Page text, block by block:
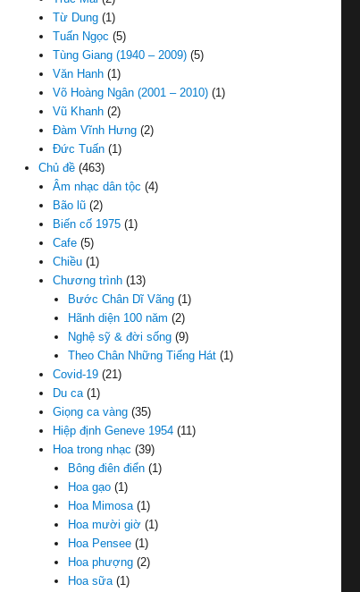
Từ Dung (1)
Tuấn Ngọc (5)
Tùng Giang (1940 – 2009) (5)
Văn Hanh (1)
Võ Hoàng Ngân (2001 – 2010) (1)
Vũ Khanh (2)
Đàm Vĩnh Hưng (2)
Đức Tuấn (1)
Chủ đề (463)
Âm nhạc dân tộc (4)
Bão lũ (2)
Biến cố 1975 (1)
Cafe (5)
Chiều (1)
Chương trình (13)
Bước Chân Dĩ Vãng(1)
Hãnh diện 100 năm (2)
Nghệ sỹ & đời sống(9)
Theo Chân Những Tiếng Hát(1)
Covid-19 (21)
Du ca(1)
Giọng ca vàng (35)
Hiệp định Geneve 1954 (11)
Hoa trong nhạc (39)
Bông điên điển(1)
Hoa gạo(1)
Hoa Mimosa(1)
Hoa mười giờ(1)
Hoa Pensee(1)
Hoa phượng(2)
Hoa sữa(1)